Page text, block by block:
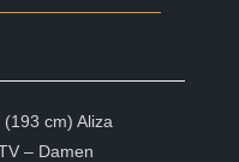
cm) Aliza
– Damen